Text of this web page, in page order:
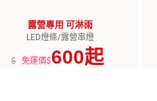
露營專用 可淋雨
LED燈條/露營串燈
$ 免運價$600起